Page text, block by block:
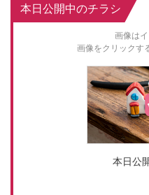
本日公開中のチラシ
画像はイ
画像をクリックす
本日公